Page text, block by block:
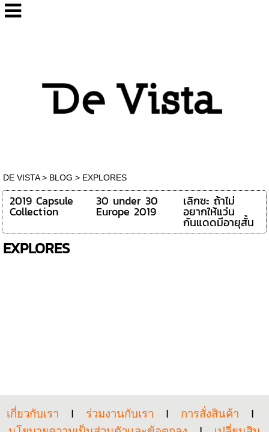
DE VISTA> BLOG > EXPLORES
2019 Capsule
Collection
30 under 30
Europe 2019
เลิกซะ ถ้าไม่
อยากให้แว่น
กันแดดมีอายุสั้น
EXPLORES
เกี่ยวกับเรา I ร่วมงานกับเรา I การสั่งสินค้า
I